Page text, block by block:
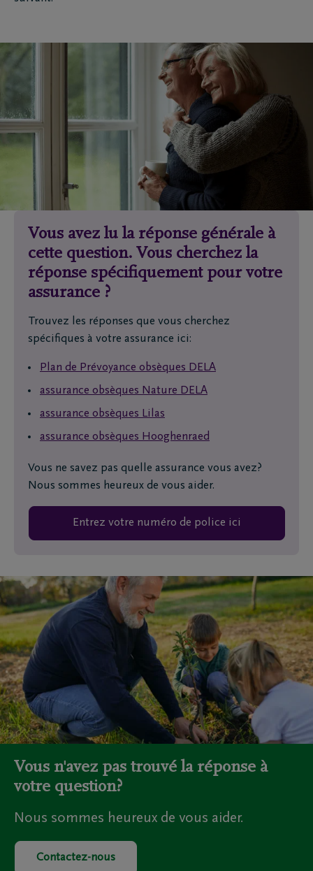
Vous avez lu la réponse générale à
cette question. Vous cherchez la
réponse spécifiquement pour votre
assurance ?
Trouvez les réponses que vous cherchez
spécifiques à votre assurance ici:
Plan de Prévoyance obsèques DELA
assurance obsèques Nature DELA
assurance obsèques Lilas
assurance obsèques Hooghenraed
Vous ne savez pas quelle assurance vous avez?
Nous sommes heureux de vous aider.
Entrez votre numéro de police ici
Vous n'avez pas trouvé la réponse à
votre question?
Nous sommes heureux de vous aider.
Contactez-nous